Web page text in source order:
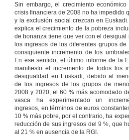
cuantía de la renta
de garantía de
ingresos.
Artículo 83Objeto e
inicio del
procedimiento de
control.
Artículo 84
Finalización del
procedimiento de
control.
Artículo 85Control
del ingreso mínimo
vital.
Artículo 86
Utilización de
Sin embargo, el crecimiento
crisis financiera de 2008 no ha impedido
y la exclusión social crezcan en
explica el crecimiento de la pobreza
de bonanza tiene que ver con el desigual
los ingresos de los diferentes grupos de
consiguiente incremento de los
En ese sentido, el último informe de la
manifiesto el incremento de todos los
desigualdad en Euskadi, debido al
de los ingresos de los grupos de
2008 y 2020, el 60 % más acomodado
vasca ha experimentado un
ingresos, en términos de euros
10 % más pobre, por el contrario, ha
reducción de sus ingresos del 9 %, que
al 21 % en ausencia de la RGI.